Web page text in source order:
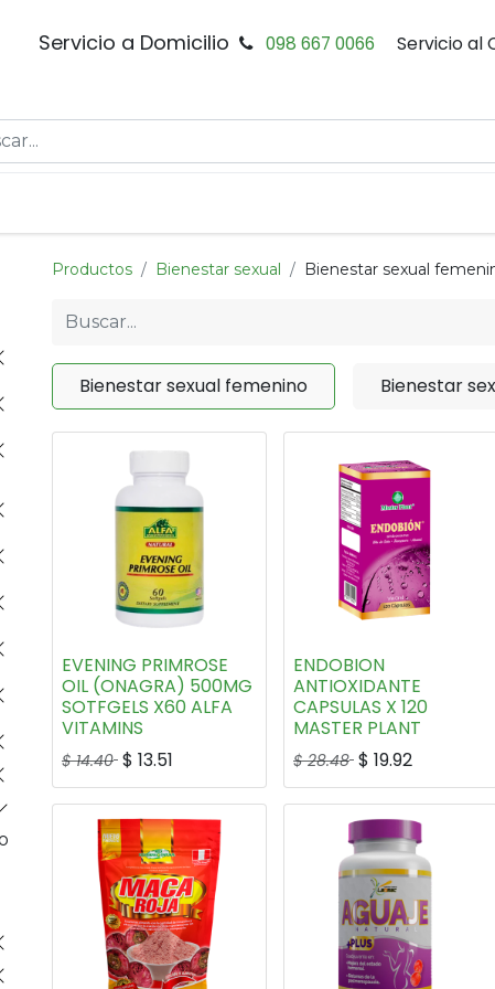
Servicio a Domicilio 098 667 0066 Servicio al
Productos Bienestar sexual Bienestar sexual
Bienestar sexual femenino Bienestar
EVENING PRIMROSE
OIL (ONAGRA) 500MG
SOTFGELS X60 ALFA
VITAMINS
$14.40 $ 13.51
ENDOBION
ANTIOXIDANTE
CAPSULAS X 120
MASTER PLANT
$28.48 $ 19.92